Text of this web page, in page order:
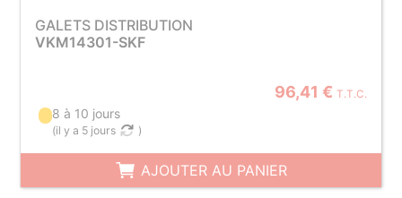
GALETS DISTRIBUTION
VKM14301-SKF
96,41 € T.T.C.
8 à 10 jours
(il y a 5 jours )
AJOUTER AU PANIER